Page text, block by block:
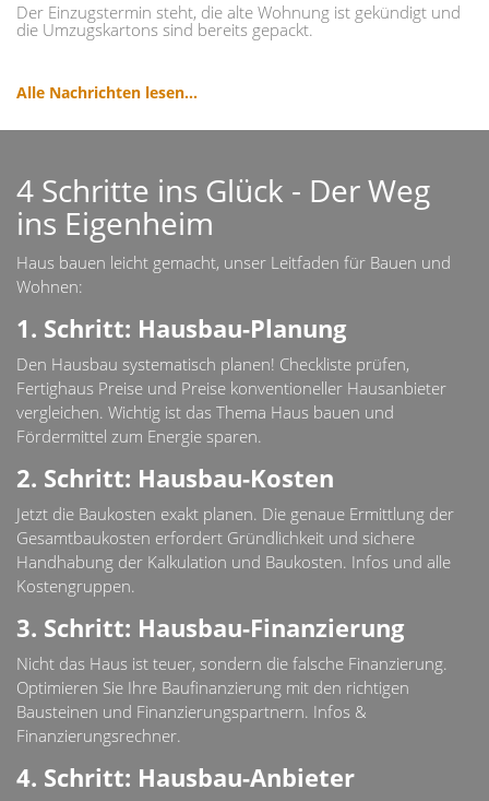
Der Einzugstermin steht, die alte Wohnung ist gekündigt und
die Umzugskartons sind bereits gepackt.
Alle Nachrichten lesen...
4 Schritte ins Glück - Der Weg
ins Eigenheim
Haus bauen leicht gemacht, unser Leitfaden für Bauen und
Wohnen:
1. Schritt: Hausbau-Planung
Den Hausbau systematisch planen! Checkliste prüfen,
Fertighaus Preise und Preise konventioneller Hausanbieter
vergleichen. Wichtig ist das Thema Haus bauen und
Fördermittel zum Energie sparen.
2. Schritt: Hausbau-Kosten
Jetzt die Baukosten exakt planen. Die genaue Ermittlung der
Gesamtbaukosten erfordert Gründlichkeit und sichere
Handhabung der Kalkulation und Baukosten. Infos und alle
Kostengruppen.
3. Schritt: Hausbau-Finanzierung
Nicht das Haus ist teuer, sondern die falsche Finanzierung.
Optimieren Sie Ihre Baufinanzierung mit den richtigen
Bausteinen und Finanzierungspartnern. Infos &
Finanzierungsrechner.
4. Schritt: Hausbau-Anbieter